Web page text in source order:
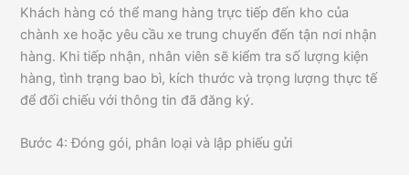
Khách hàng có thể mang hàng trực tiếp đến kho của
chành xe hoặc yêu cầu xe trung chuyển đến tận nơi nhận
hàng. Khi tiếp nhận, nhân viên sẽ kiểm tra số lượng kiện
hàng, tình trạng bao bì, kích thước và trọng lượng thực tế
để đối chiếu với thông tin đã đăng ký.
Bước 4: Đóng gói, phân loại và lập phiếu gửi